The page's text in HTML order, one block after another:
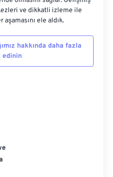
ve dikkatli izleme ile
ele aldık.
hakkında daha fazla
edinin